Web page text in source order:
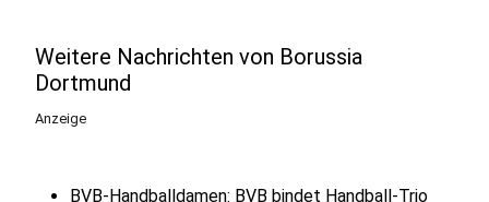
Weitere Nachrichten von Borussia
Dortmund
Anzeige
BVB-Handballdamen: BVB bindet Handball-Trio